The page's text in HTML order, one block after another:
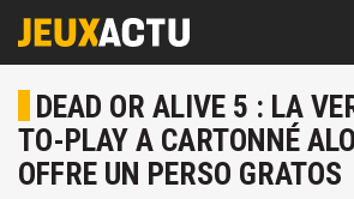
DEAD OR ALIVE 5 : LA
TO-PLAY A CARTONNÉ
OFFRE UN PERSO GRATOS